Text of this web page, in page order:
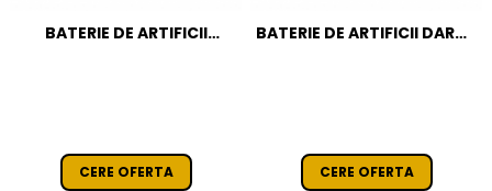
BATERIE DE ARTIFICII
CERE OFERTA
BATERIE DE ARTIFICII DARTH
CERE OFERTA